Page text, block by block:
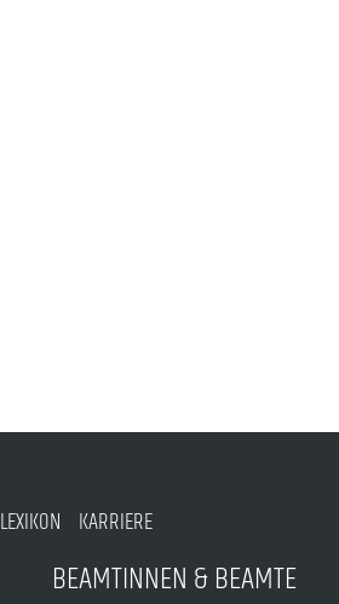
LEXIKON KARRIERE
BEAMTINNEN & BEAMTE